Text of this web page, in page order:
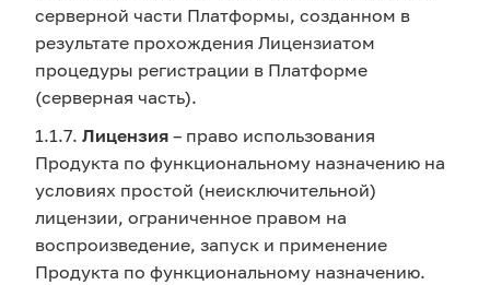
серверной части Платформы, созданном в
результате прохождения Лицензиатом
процедуры регистрации в Платформе
(серверная часть).
1.1.7. Лицензия – право использования
Продукта по функциональному назначению на
условиях простой (неисключительной)
лицензии, ограниченное правом на
воспроизведение, запуск и применение
Продукта по функциональному назначению.